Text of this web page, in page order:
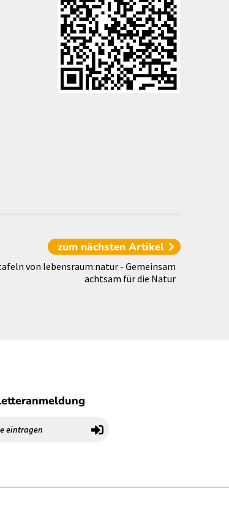
zum nächsten Artikel
von lebensraum:natur - Gemeinsam
achtsam für die Natur